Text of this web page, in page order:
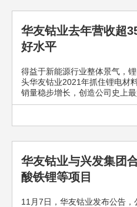
华友钴业去年营收超
好水平
得益于新能源行业整体景气，
头华友钴业2021年抓住锂电材
销量稳步增长，创造公司史上
华友钴业与兴发集团
酸铁锂等项目
11月7日，华友钴业发布公告